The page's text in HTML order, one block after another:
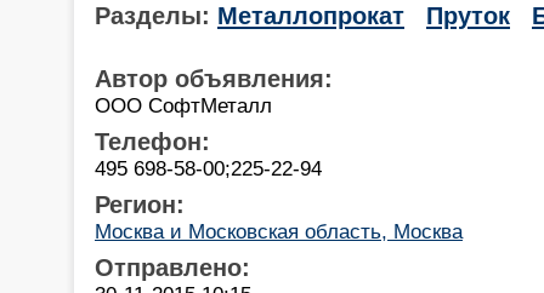
Разделы: Металлопрокат Пруток
Автор объявления:
ООО СофтМеталл
Телефон:
495 698-58-00;225-22-94
Регион:
Москва и Московская область, Москва
Отправлено: